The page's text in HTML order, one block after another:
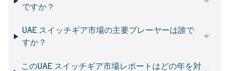
ですか？
UAE スイッチギア市場の主要プレーヤーは誰で
すか？
このUAE スイッチギア市場レポートはどの年を対